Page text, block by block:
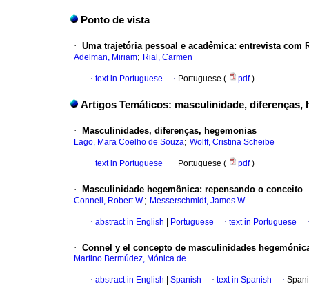
Ponto de vista
· Uma trajetória pessoal e acadêmica: entrevista com
Adelman, Miriam; Rial, Carmen
· text in Portuguese · Portuguese ( pdf)
Artigos Temáticos: masculinidade, diferenças,
· Masculinidades, diferenças, hegemonias
Lago, Mara Coelho de Souza; Wolff, Cristina Scheibe
· text in Portuguese · Portuguese ( pdf)
· Masculinidade hegemônica: repensando o conceito
Connell, Robert W.; Messerschmidt, James W.
· abstract in English Portuguese · text in Portuguese
· Connel y el concepto de masculinidades
Martino Bermúdez, Mónica de
· abstract in English Spanish · text in Spanish ·